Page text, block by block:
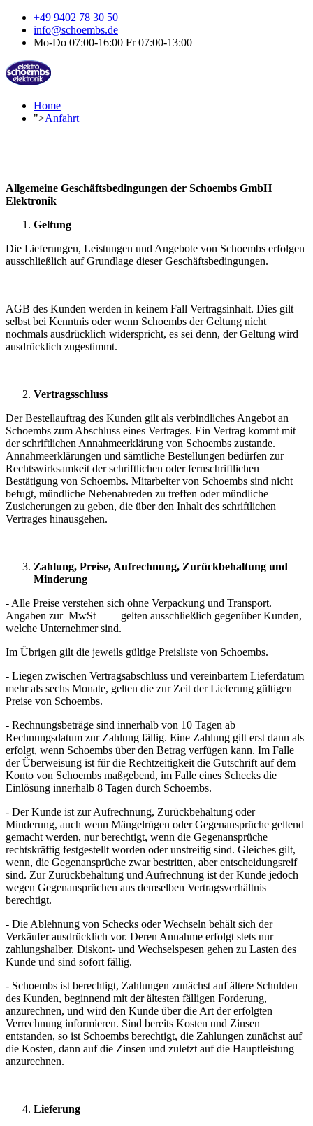
+49 9402 78 30 50
info@schoembs.de
Mo-Do 07:00-16:00 Fr 07:00-13:00
Home
">Anfahrt
Allgemeine Geschäftsbedingungen der Schoembs GmbH
Elektronik
Geltung
Die Lieferungen, Leistungen und Angebote von Schoembs erfolgen
ausschließlich auf Grundlage dieser Geschäftsbedingungen.
AGB des Kunden werden in keinem Fall Vertragsinhalt. Dies gilt
selbst bei Kenntnis oder wenn Schoembs der Geltung nicht
nochmals ausdrücklich widerspricht, es sei denn, der Geltung wird
ausdrücklich zugestimmt.
Vertragsschluss
Der Bestellauftrag des Kunden gilt als verbindliches Angebot an
Schoembs zum Abschluss eines Vertrages. Ein Vertrag kommt mit
der schriftlichen Annahmeerklärung von Schoembs zustande.
Annahmeerklärungen und sämtliche Bestellungen bedürfen zur
Rechtswirksamkeit der schriftlichen oder fernschriftlichen
Bestätigung von Schoembs. Mitarbeiter von Schoembs sind nicht
befugt, mündliche Nebenabreden zu treffen oder mündliche
Zusicherungen zu geben, die über den Inhalt des schriftlichen
Vertrages hinausgehen.
Zahlung, Preise, Aufrechnung, Zurückbehaltung und
Minderung
- Alle Preise verstehen sich ohne Verpackung und Transport.
Angaben zur MwSt gelten ausschließlich gegenüber Kunden,
welche Unternehmer sind.
Im Übrigen gilt die jeweils gültige Preisliste von Schoembs.
- Liegen zwischen Vertragsabschluss und vereinbartem Lieferdatum
mehr als sechs Monate, gelten die zur Zeit der Lieferung gültigen
Preise von Schoembs.
- Rechnungsbeträge sind innerhalb von 10 Tagen ab
Rechnungsdatum zur Zahlung fällig. Eine Zahlung gilt erst dann als
erfolgt, wenn Schoembs über den Betrag verfügen kann. Im Falle
der Überweisung ist für die Rechtzeitigkeit die Gutschrift auf dem
Konto von Schoembs maßgebend, im Falle eines Schecks die
Einlösung innerhalb 8 Tagen durch Schoembs.
- Der Kunde ist zur Aufrechnung, Zurückbehaltung oder
Minderung, auch wenn Mängelrügen oder Gegenansprüche geltend
gemacht werden, nur berechtigt, wenn die Gegenansprüche
rechtskräftig festgestellt worden oder unstreitig sind. Gleiches gilt,
wenn, die Gegenansprüche zwar bestritten, aber entscheidungsreif
sind. Zur Zurückbehaltung und Aufrechnung ist der Kunde jedoch
wegen Gegenansprüchen aus demselben Vertragsverhältnis
berechtigt.
- Die Ablehnung von Schecks oder Wechseln behält sich der
Verkäufer ausdrücklich vor. Deren Annahme erfolgt stets nur
zahlungshalber. Diskont- und Wechselspesen gehen zu Lasten des
Kunde und sind sofort fällig.
- Schoembs ist berechtigt, Zahlungen zunächst auf ältere Schulden
des Kunden, beginnend mit der ältesten fälligen Forderung,
anzurechnen, und wird den Kunde über die Art der erfolgten
Verrechnung informieren. Sind bereits Kosten und Zinsen
entstanden, so ist Schoembs berechtigt, die Zahlungen zunächst auf
die Kosten, dann auf die Zinsen und zuletzt auf die Hauptleistung
anzurechnen.
Lieferung